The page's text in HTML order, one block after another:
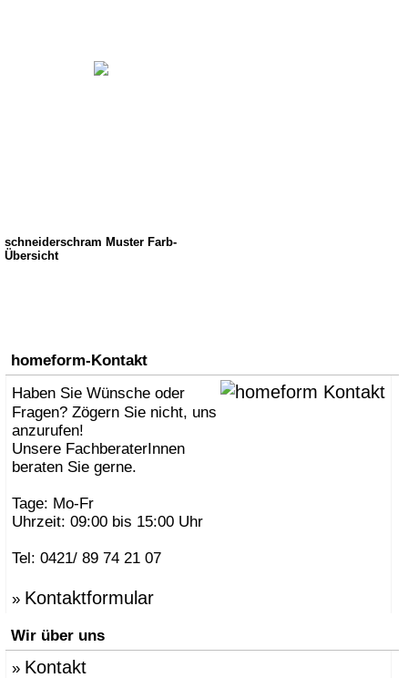
schneiderschram Muster Farb-
Übersicht
homeform-Kontakt
Haben Sie Wünsche oder
Fragen? Zögern Sie nicht, uns
anzurufen!
Unsere FachberaterInnen
beraten Sie gerne.
Tage: Mo-Fr
Uhrzeit: 09:00 bis 15:00 Uhr
Tel: 0421/ 89 74 21 07
» Kontaktformular
Wir über uns
» Kontakt